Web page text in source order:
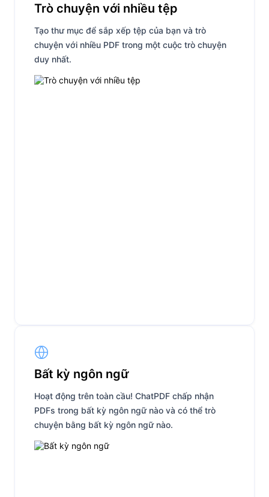
Trò chuyện với nhiều tệp
Tạo thư mục để sắp xếp tệp của bạn và trò
chuyện với nhiều PDF trong một cuộc trò chuyện
duy nhất.
Bất kỳ ngôn ngữ
Hoạt động trên toàn cầu! ChatPDF chấp nhận
PDFs trong bất kỳ ngôn ngữ nào và có thể trò
chuyện bằng bất kỳ ngôn ngữ nào.